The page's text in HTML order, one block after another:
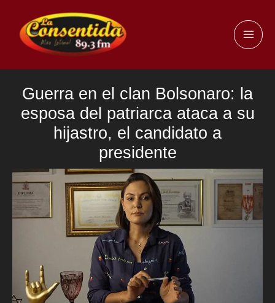
contenido
Guerra en el clan Bolsonaro: la
esposa del patriarca ataca a su
hijastro, el candidato a
presidente